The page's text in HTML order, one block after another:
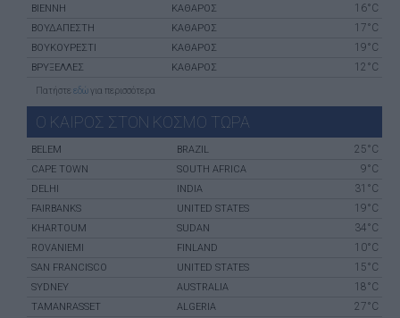
ΒΙΈΝΝΗ ΚΑΘΑΡΟΣ 16°C
ΒΟΥΔΑΠΈΣΤΗ ΚΑΘΑΡΟΣ 17°C
ΒΟΥΚΟΥΡΈΣΤΙ ΚΑΘΑΡΟΣ 19°C
ΒΡΥΞΈΛΛΕΣ ΚΑΘΑΡΟΣ 12°C
Πατήστε εδώγια περισσότερα
Ο ΚΑΙΡΟΣ ΣΤΟΝ ΚΟΣΜΟ ΤΩΡΑ
BELEM BRAZIL 25°C
CAPE TOWN SOUTH AFRICA 9°C
DELHI INDIA 31°C
FAIRBANKS UNITED STATES 19°C
KHARTOUM SUDAN 34°C
ROVANIEMI FINLAND 10°C
SAN FRANCISCO UNITED STATES 15°C
SYDNEY AUSTRALIA 18°C
TAMANRASSET ALGERIA 27°C